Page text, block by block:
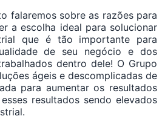
falaremos sobre as razões para
a escolha ideal para solucionar
que é tão importante para
de seu negócio e dos
dentro dele! O Grupo
ágeis e descomplicadas de
para aumentar os resultados
resultados sendo elevados